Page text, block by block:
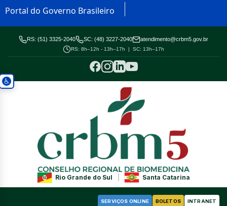
Portal do Governo Brasileiro
RS: (51) 3325-2040 SC: (48) 3227-2040 atendimento@crbm5.gov.br
RS: 8h–12h - 13h–17h | SC: 13h–17h
Rio Grande do Sul Santa Catarina
SERVIÇOS ONLINE BOLETOS INTRANET